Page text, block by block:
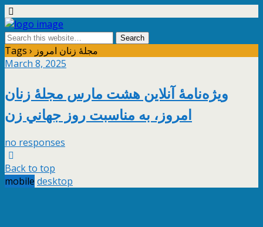
Tags › مجلهٔ زنان امروز
March 8, 2025
ویژه‌نامهٔ آنلاين هشت مارس مجلهٔ زنان
امروز، به مناسبت روز جهاني زن
no responses
Back to top
mobile desktop